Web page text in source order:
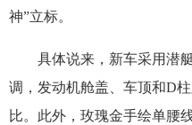
神”立标。
具体说来，新车采用潜
调，发动机舱盖、车顶和D
比。此外，玫瑰金手绘单腰